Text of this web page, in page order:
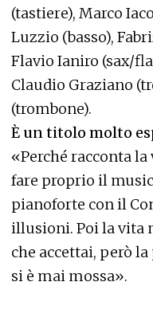
(tastiere), Marco
Luzzio (basso),
Flavio Ianiro (sax/
Claudio Graziano
(trombone).
È un titolo molto
«Perché racconta
fare proprio il
pianoforte con il
illusioni. Poi la vita
che accettai, però
si è mai mossa».